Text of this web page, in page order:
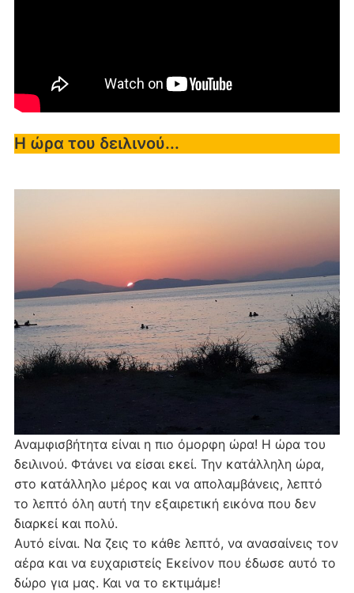
Η ώρα του δειλινού...
Αναμφισβήτητα είναι η πιο όμορφη ώρα! Η ώρα του
δειλινού. Φτάνει να είσαι εκεί. Την κατάλληλη ώρα,
στο κατάλληλο μέρος και να απολαμβάνεις, λεπτό
το λεπτό όλη αυτή την εξαιρετική εικόνα που δεν
διαρκεί και πολύ.
Αυτό είναι. Να ζεις το κάθε λεπτό, να ανασαίνεις τον
αέρα και να ευχαριστείς Εκείνον που έδωσε αυτό το
δώρο για μας. Και να το εκτιμάμε!